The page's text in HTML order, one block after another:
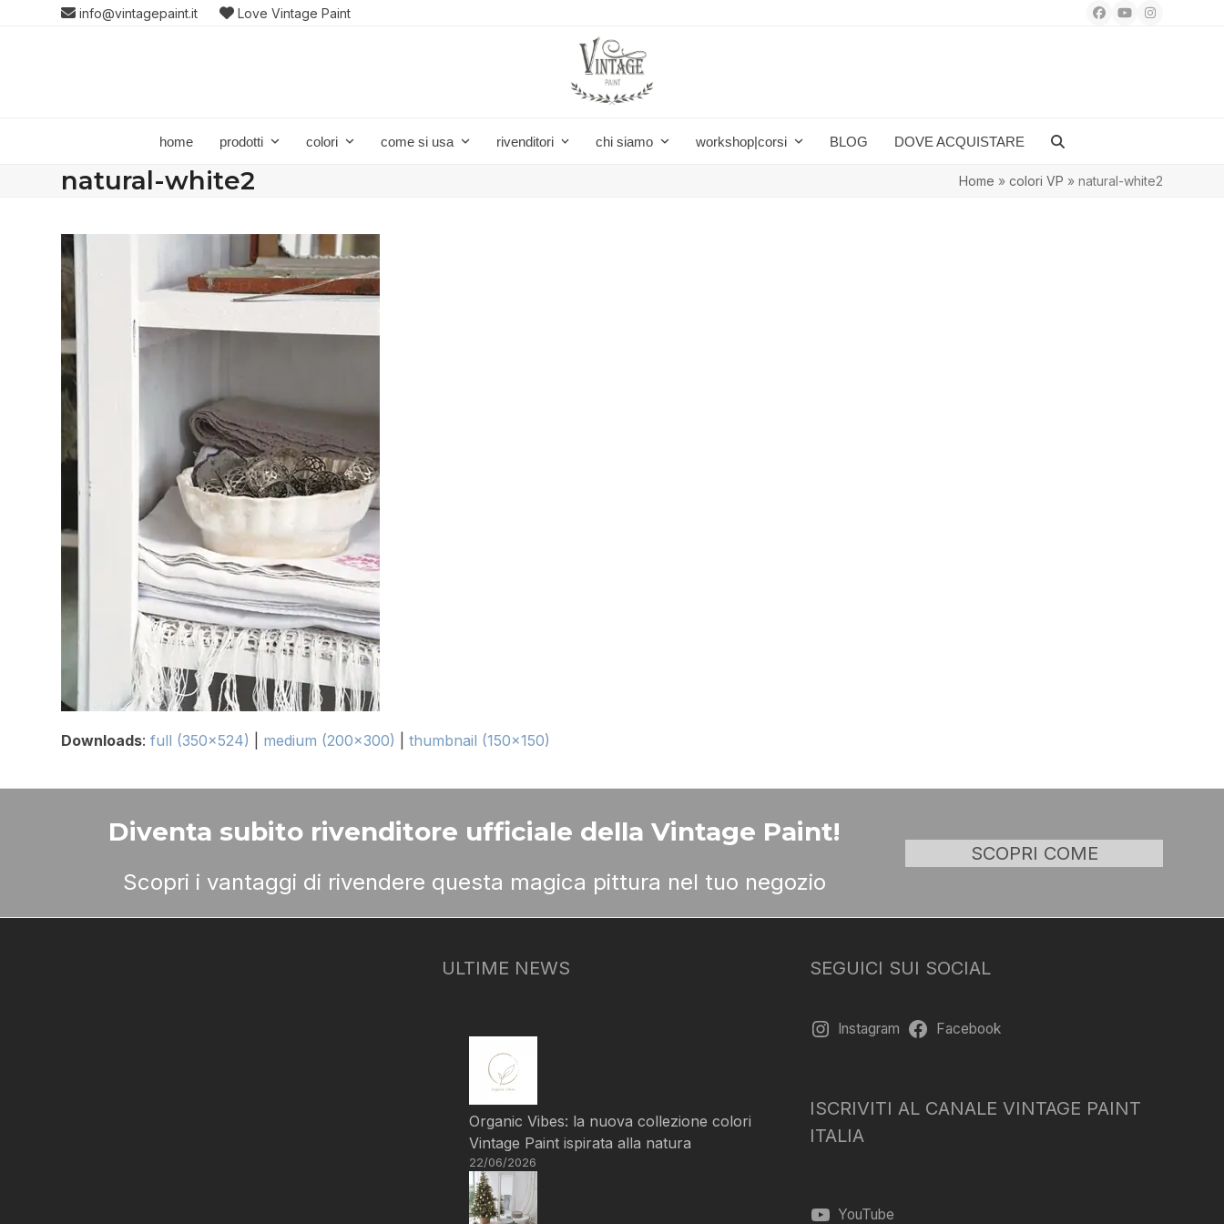
info@vintagepaint.it Love Vintage Paint Facebook
YouTubeInstagram
home prodotti colori come si usa rivenditori chi siamo workshop|corsi BLOG DOVE ACQUISTARE
natural-white2 Home » colori VP » natural-white2
Downloads:full (350x524) medium (200x300) |thumbnail (150x150)
Diventa subito rivenditore ufficiale della Vintage Paint!
Scopri i vantaggi di rivendere questa magica pittura nel tuo negozio
SCOPRI COME
ULTIME NEWS
Organic Vibes: la nuova collezione colori
Vintage Paint ispirata alla natura
22/06/2026
SEGUICI SUI SOCIAL
Instagram Facebook
ISCRIVITI AL CANALE VINTAGE PAINT
ITALIA
YouTube